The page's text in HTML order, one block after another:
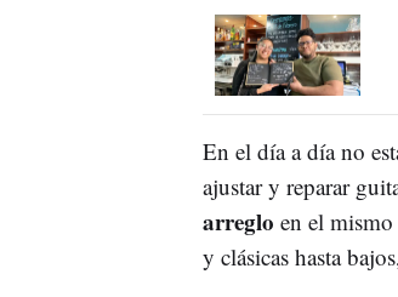
En el día a día no
ajustar y reparar
arreglo en el mismo
y clásicas hasta